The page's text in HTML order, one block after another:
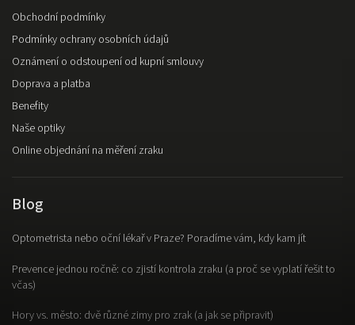
Obchodní podmínky
Podmínky ochrany osobních údajů
Oznámení o odstoupení od kupní smlouvy
Doprava a platba
Benefity
Naše optiky
Online objednání na měření zraku
Blog
Optometrista nebo oční lékař v Praze? Poradíme vám, kdy kam jít
Prevence jednou ročně: co zjistí kontrola zraku (a proč se vyplatí řešit to
včas)
Hory vs. město: dvě různé zimy pro zrak (a jak se připravit)